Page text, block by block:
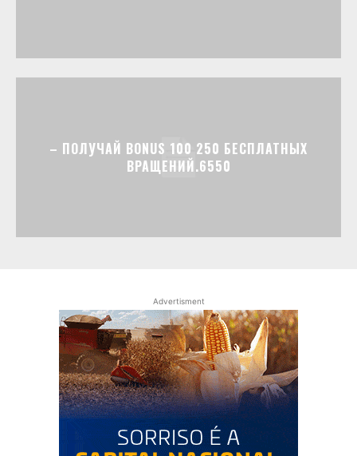
– ПОЛУЧАЙ BONUS 100 250 БЕСПЛАТНЫХ
ВРАЩЕНИЙ.6550
Advertisment